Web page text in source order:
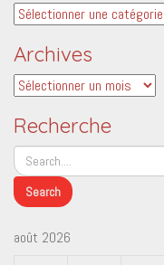
Catégories
Archives
Archives
Recherche
août 2026